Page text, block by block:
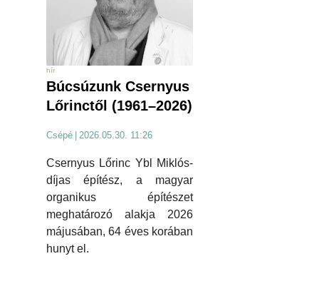
hír
Búcsúzunk Csernyus
Lőrinctől (1961–2026)
Csépé 2026.05.30. 11:26
Csernyus Lőrinc Ybl Miklós-
díjas építész, a magyar
organikus építészet
meghatározó alakja 2026
májusában, 64 éves korában
hunyt el.